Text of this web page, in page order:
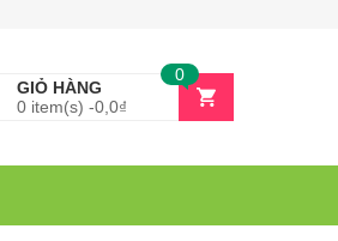
GIỎ HÀNG
0 item(s) -0,0₫
0